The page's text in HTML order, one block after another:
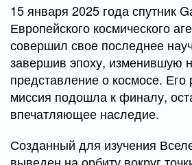
15 января 2025 года спутник
Европейского космического
совершил свое последнее
завершив эпоху, изменившую
представление о космосе.
миссия подошла к финалу,
впечатляющее наследие.
Созданный для изучения